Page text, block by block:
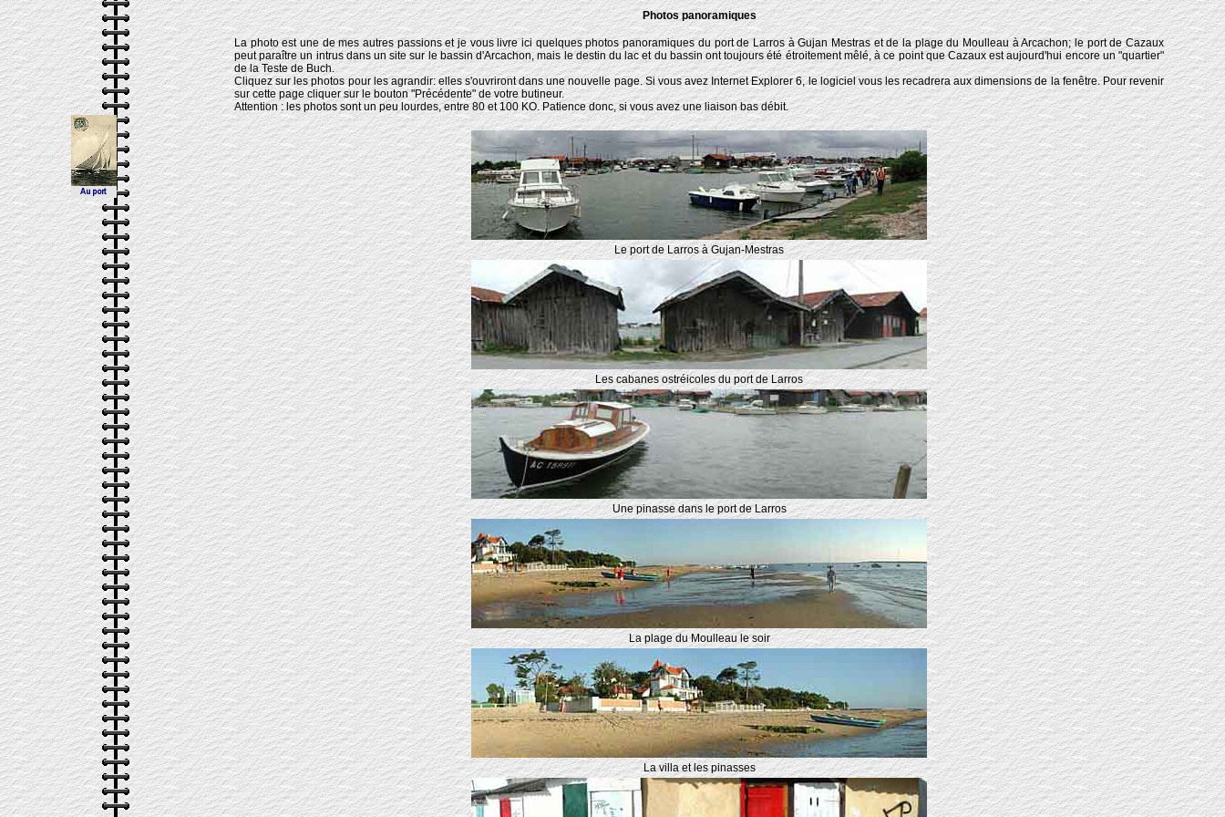
Photos panoramiques
La photo est une de mes autres passions et je vous livre ici quelques photos panoramiques du port de Larros à Gujan Mestras et de la plage du Moulleau à Arcachon; le port de Cazaux
peut paraître un intrus dans un site sur le bassin d'Arcachon, mais le destin du lac et du bassin ont toujours été étroitement mêlé, à ce point que Cazaux est aujourd'hui encore un "quartier"
de la Teste de Buch.
Cliquez sur les photos pour les agrandir: elles s'ouvriront dans une nouvelle page. Si vous avez Internet Explorer 6, le logiciel vous les recadrera aux dimensions de la fenêtre. Pour revenir
sur cette page cliquer sur le bouton "Précédente" de votre butineur.
Attention : les photos sont un peu lourdes, entre 80 et 100 KO. Patience donc, si vous avez une liaison bas débit.
Le port de Larros à Gujan-Mestras
Les cabanes ostréicoles du port de Larros
Une pinasse dans le port de Larros
La plage du Moulleau le soir
La villa et les pinasses